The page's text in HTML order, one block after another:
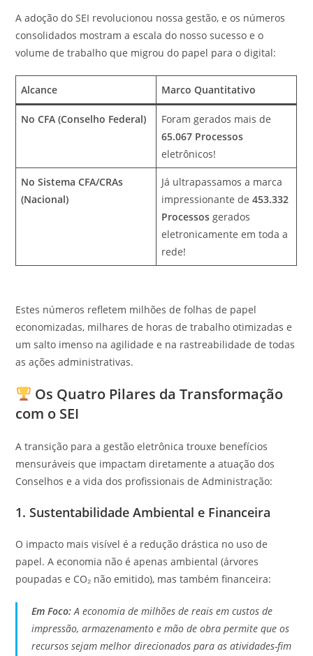
A adoção do SEI revolucionou nossa gestão, e os números
consolidados mostram a escala do nosso sucesso e o
volume de trabalho que migrou do papel para o digital:
Alcance Marco Quantitativo
No CFA (Conselho Federal)
Foram gerados mais de
65.067 Processos
eletrônicos!
No Sistema CFA/CRAs
(Nacional)
Já ultrapassamos a marca
impressionante de453.332
Processos gerados
eletronicamente em toda a
rede!
Estes números refletem milhões de folhas de papel
economizadas, milhares de horas de trabalho otimizadas e
um salto imenso na agilidade e na rastreabilidade de todas
as ações administrativas.
Os Quatro Pilares da Transformação
com o SEI
A transição para a gestão eletrônica trouxe benefícios
mensuráveis que impactam diretamente a atuação dos
Conselhos e a vida dos profissionais de Administração:
1. Sustentabilidade Ambiental e Financeira
O impacto mais visível é a redução drástica no uso de
papel. A economia não é apenas ambiental (árvores
poupadas e CO₂ não emitido), mas também financeira:
Em Foco:A economia de milhões de reais em custos de
impressão, armazenamento e mão de obra permite que os
recursos sejam melhor direcionados para as atividades-fim